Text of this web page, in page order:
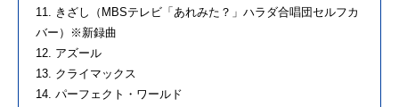
11. きざし（MBSテレビ「あれみた？」ハラダ合唱団セルフカ
バー）※新録曲
12. アズール
13. クライマックス
14. パーフェクト・ワールド